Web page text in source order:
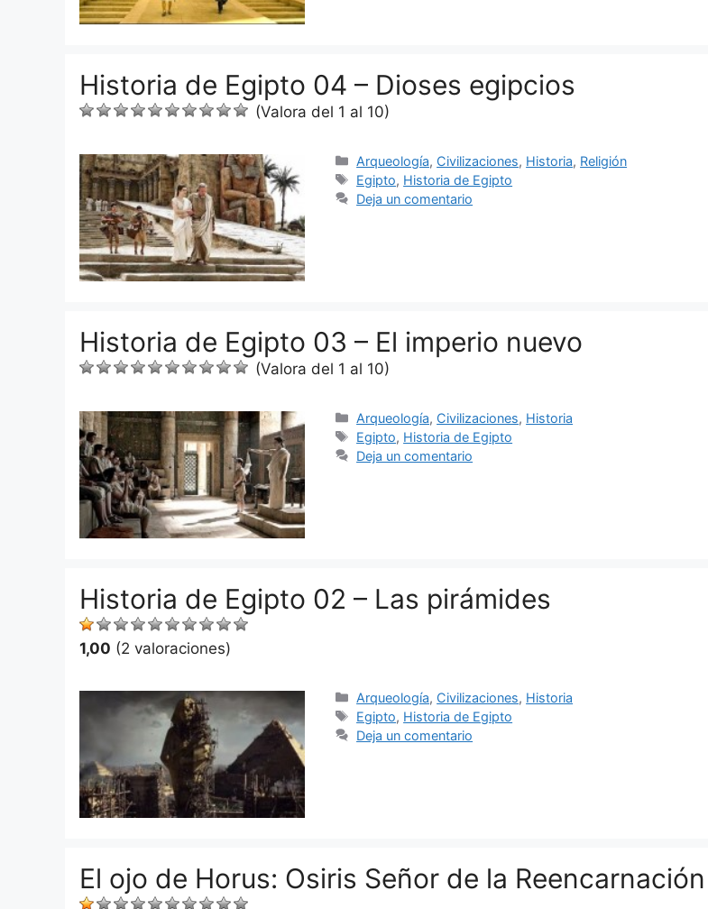
Historia de Egipto 04 – Dioses egipcios
(Valora del 1 al 10)
Categorías
Arqueología, Civilizaciones, Historia, Religión
Etiquetas
Egipto, Historia de Egipto
Deja un comentario
Historia de Egipto 03 – El imperio nuevo
(Valora del 1 al 10)
Categorías
Arqueología, Civilizaciones, Historia
Etiquetas
Egipto, Historia de Egipto
Deja un comentario
Historia de Egipto 02 – Las pirámides
1,00 (2 valoraciones)
Categorías
Arqueología, Civilizaciones, Historia
Etiquetas
Egipto, Historia de Egipto
Deja un comentario
El ojo de Horus: Osiris Señor de la Reencarnación